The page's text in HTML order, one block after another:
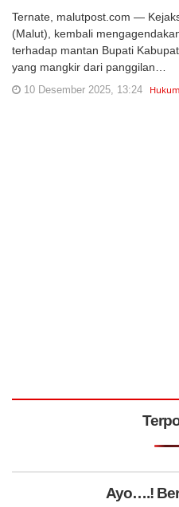
Ternate, malutpost.com —
(Malut), kembali
terhadap mantan Bupati
yang mangkir dari panggilan…
10 Desember 2025, 13:24
Ayo….!